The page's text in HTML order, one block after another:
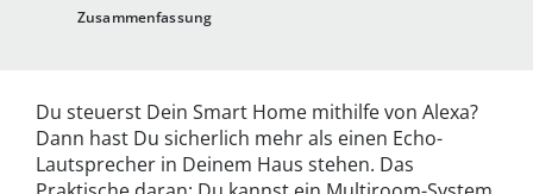
Zusammenfassung
Du steuerst Dein Smart Home mithilfe von Alexa?
Dann hast Du sicherlich mehr als einen Echo-
Lautsprecher in Deinem Haus stehen. Das